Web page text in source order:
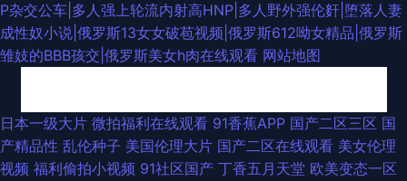
P杂交公车|多人强上轮流内射高HNP|多人野外强伦姧|堕落人妻
成性奴小说|俄罗斯13女女破苞视频|俄罗斯612呦女精品|俄罗斯
雏妓的BBB孩交|俄罗斯美女h肉在线观看 网站地图
91超碰人人艹 日韩精品ー区二区 超碰成人网 国产91黑丝高跟 国产免费美女
大片 国产三级素人 韩国91大片 久久97影院 蜜桃精品一区二 男人天堂社区
日本一级大片 微拍福利在线观看 91香蕉APP 国产二区三区 国
产精品性 乱伦种子 美国伦理大片 国产二区在线观看 美女伦理
视频 福利偷拍小视频 91社区国产 丁香五月天堂 欧美变态一区